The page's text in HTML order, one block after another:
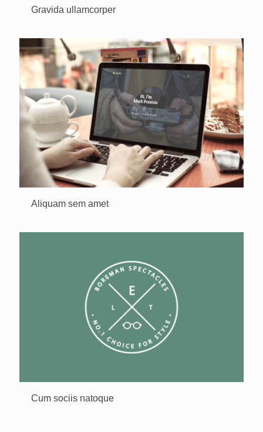
Gravida ullamcorper
Aliquam sem amet
Cum sociis natoque